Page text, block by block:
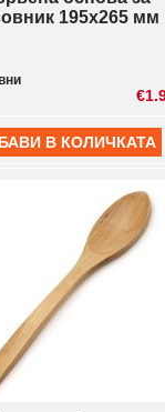
195x265 мм